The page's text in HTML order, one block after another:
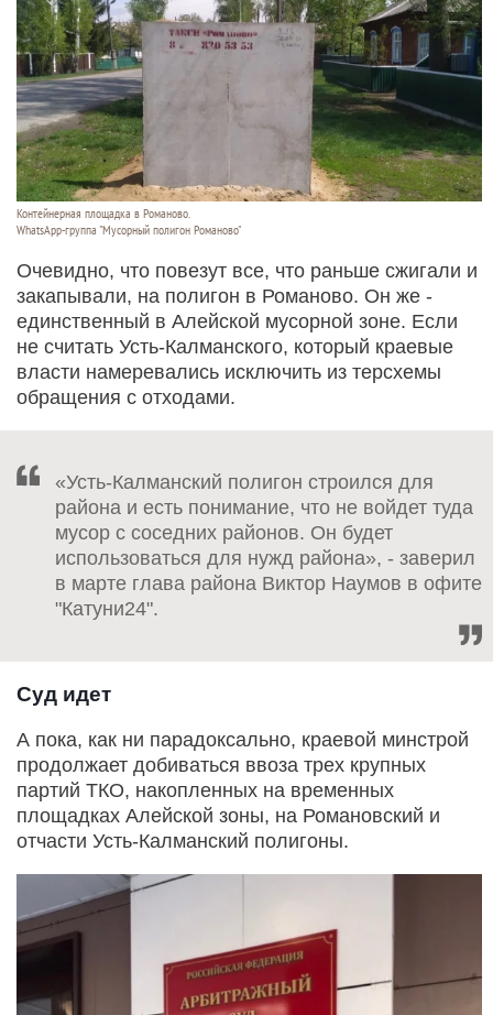
Контейнерная площадка в Романово.
WhatsApp-группа "Мусорный полигон Романово"
Очевидно, что повезут все, что раньше сжигали и
закапывали, на полигон в Романово. Он же -
единственный в Алейской мусорной зоне. Если
не считать Усть-Калманского, который краевые
власти намеревались исключить из терсхемы
обращения с отходами.
«Усть-Калманский полигон строился для
района и есть понимание, что не войдет туда
мусор с соседних районов. Он будет
использоваться для нужд района», - заверил
в марте глава района Виктор Наумов в офите
"Катуни24".
Суд идет
А пока, как ни парадоксально, краевой минстрой
продолжает добиваться ввоза трех крупных
партий ТКО, накопленных на временных
площадках Алейской зоны, на Романовский и
отчасти Усть-Калманский полигоны.